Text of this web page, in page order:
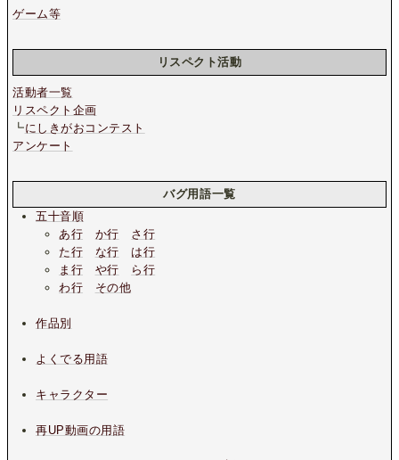
ゲーム等
リスペクト活動
活動者一覧
リスペクト企画
┗にしきがおコンテスト
アンケート
バグ用語一覧
五十音順
あ行
か行
さ行
た行
な行
は行
ま行
や行
ら行
わ行
その他
作品別
よくでる用語
キャラクター
再UP動画の用語